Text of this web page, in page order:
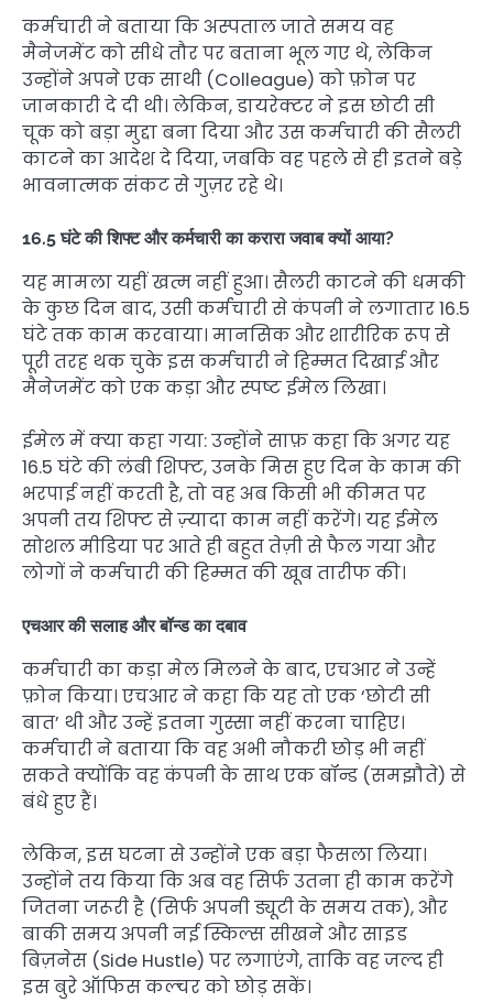
कर्मचारी ने बताया कि अस्पताल जाते समय वह
मैनेजमेंट को सीधे तौर पर बताना भूल गए थे, लेकिन
उन्होंने अपने एक साथी (Colleague) को फ़ोन पर
जानकारी दे दी थी। लेकिन, डायरेक्टर ने इस छोटी सी
चूक को बड़ा मुद्दा बना दिया और उस कर्मचारी की सैलरी
काटने का आदेश दे दिया, जबकि वह पहले से ही इतने बड़े
भावनात्मक संकट से गुज़र रहे थे।
16.5 घंटे की शिफ्ट और कर्मचारी का करारा जवाब क्यों आया?
यह मामला यहीं खत्म नहीं हुआ। सैलरी काटने की धमकी
के कुछ दिन बाद, उसी कर्मचारी से कंपनी ने लगातार 16.5
घंटे तक काम करवाया। मानसिक और शारीरिक रूप से
पूरी तरह थक चुके इस कर्मचारी ने हिम्मत दिखाई और
मैनेजमेंट को एक कड़ा और स्पष्ट ईमेल लिखा।
ईमेल में क्या कहा गया: उन्होंने साफ़ कहा कि अगर यह
16.5 घंटे की लंबी शिफ्ट, उनके मिस हुए दिन के काम की
भरपाई नहीं करती है, तो वह अब किसी भी कीमत पर
अपनी तय शिफ्ट से ज़्यादा काम नहीं करेंगे। यह ईमेल
सोशल मीडिया पर आते ही बहुत तेज़ी से फैल गया और
लोगों ने कर्मचारी की हिम्मत की खूब तारीफ की।
एचआर की सलाह और बॉन्ड का दबाव
कर्मचारी का कड़ा मेल मिलने के बाद, एचआर ने उन्हें
फ़ोन किया। एचआर ने कहा कि यह तो एक ‘छोटी सी
बात’ थी और उन्हें इतना गुस्सा नहीं करना चाहिए।
कर्मचारी ने बताया कि वह अभी नौकरी छोड़ भी नहीं
सकते क्योंकि वह कंपनी के साथ एक बॉन्ड (समझौते) से
बंधे हुए हैं।
लेकिन, इस घटना से उन्होंने एक बड़ा फैसला लिया।
उन्होंने तय किया कि अब वह सिर्फ उतना ही काम करेंगे
जितना जरूरी है (सिर्फ अपनी ड्यूटी के समय तक), और
बाकी समय अपनी नई स्किल्स सीखने और साइड
बिज़नेस (Side Hustle) पर लगाएंगे, ताकि वह जल्द ही
इस बुरे ऑफिस कल्चर को छोड़ सकें।